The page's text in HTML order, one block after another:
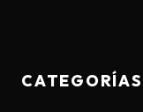
CATEGORÍAS